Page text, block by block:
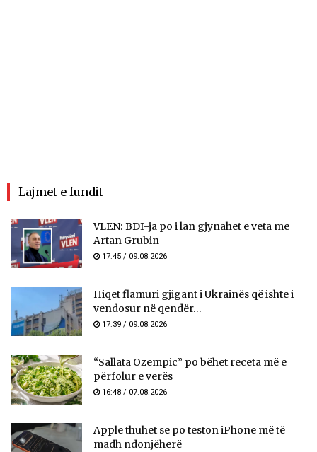
Lajmet e fundit
VLEN: BDI-ja po i lan gjynahet e veta me
Artan Grubin
17:45 / 09.08.2026
Hiqet flamuri gjigant i Ukrainës që ishte i
vendosur në qendër...
17:39 / 09.08.2026
“Sallata Ozempic” po bëhet receta më e
përfolur e verës
16:48 / 07.08.2026
Apple thuhet se po teston iPhone më të
madh ndonjëherë